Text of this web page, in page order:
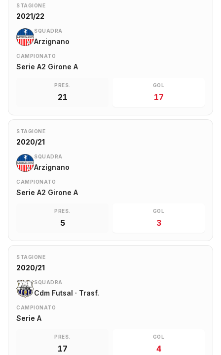
STAGIONE
2021/22
SQUADRA
Arzignano
CAMPIONATO
Serie A2 Girone A
PRES.
21
GOL
17
STAGIONE
2020/21
SQUADRA
Arzignano
CAMPIONATO
Serie A2 Girone A
PRES.
5
GOL
3
STAGIONE
2020/21
SQUADRA
Cdm Futsal · Trasf.
CAMPIONATO
Serie A
PRES.
17
GOL
4